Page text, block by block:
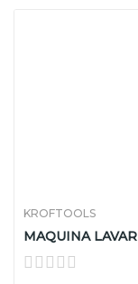
KROFTOOLS